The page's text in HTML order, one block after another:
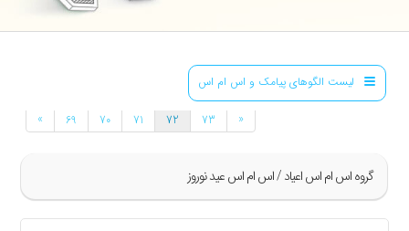
لیست الگوهای پیامک و اس ام اس
گروه اس ام اس اعياد / اس ام اس عید نوروز
» 69 70 71 72 73 «